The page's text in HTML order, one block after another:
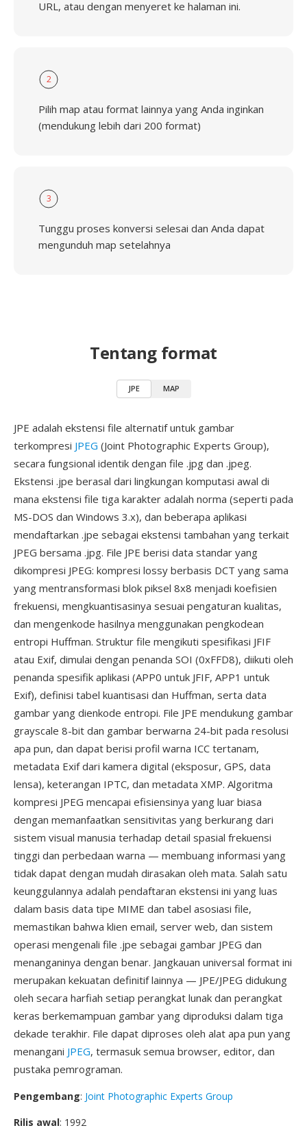
URL, atau dengan menyeret ke halaman ini.
2
Pilih map atau format lainnya yang Anda inginkan
(mendukung lebih dari 200 format)
3
Tunggu proses konversi selesai dan Anda dapat
mengunduh map setelahnya
Tentang format
JPE MAP
JPE adalah ekstensi file alternatif untuk gambar
terkompresi JPEG (Joint Photographic Experts Group),
secara fungsional identik dengan file .jpg dan .jpeg.
Ekstensi .jpe berasal dari lingkungan komputasi awal di
mana ekstensi file tiga karakter adalah norma (seperti pada
MS-DOS dan Windows 3.x), dan beberapa aplikasi
mendaftarkan .jpe sebagai ekstensi tambahan yang terkait
JPEG bersama .jpg. File JPE berisi data standar yang
dikompresi JPEG: kompresi lossy berbasis DCT yang sama
yang mentransformasi blok piksel 8x8 menjadi koefisien
frekuensi, mengkuantisasinya sesuai pengaturan kualitas,
dan mengenkode hasilnya menggunakan pengkodean
entropi Huffman. Struktur file mengikuti spesifikasi JFIF
atau Exif, dimulai dengan penanda SOI (0xFFD8), diikuti oleh
penanda spesifik aplikasi (APP0 untuk JFIF, APP1 untuk
Exif), definisi tabel kuantisasi dan Huffman, serta data
gambar yang dienkode entropi. File JPE mendukung gambar
grayscale 8-bit dan gambar berwarna 24-bit pada resolusi
apa pun, dan dapat berisi profil warna ICC tertanam,
metadata Exif dari kamera digital (eksposur, GPS, data
lensa), keterangan IPTC, dan metadata XMP. Algoritma
kompresi JPEG mencapai efisiensinya yang luar biasa
dengan memanfaatkan sensitivitas yang berkurang dari
sistem visual manusia terhadap detail spasial frekuensi
tinggi dan perbedaan warna — membuang informasi yang
tidak dapat dengan mudah dirasakan oleh mata. Salah satu
keunggulannya adalah pendaftaran ekstensi ini yang luas
dalam basis data tipe MIME dan tabel asosiasi file,
memastikan bahwa klien email, server web, dan sistem
operasi mengenali file .jpe sebagai gambar JPEG dan
menanganinya dengan benar. Jangkauan universal format ini
merupakan kekuatan definitif lainnya — JPE/JPEG didukung
oleh secara harfiah setiap perangkat lunak dan perangkat
keras berkemampuan gambar yang diproduksi dalam tiga
dekade terakhir. File dapat diproses oleh alat apa pun yang
menangani JPEG, termasuk semua browser, editor, dan
pustaka pemrograman.
Pengembang: Joint Photographic Experts Group
Rilis awal: 1992